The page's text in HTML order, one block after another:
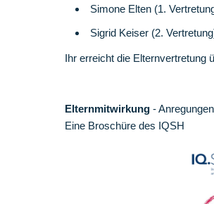
Simone Elten (1.
Sigrid Keiser (2.
Ihr erreicht die Elternvertretung
Elternmitwirkung -
Eine Broschüre des IQSH